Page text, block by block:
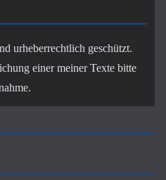
urheberrechtlich geschützt.
einer meiner Texte bitte